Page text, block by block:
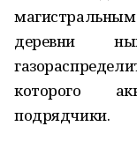
деревни
которого
подрядчики.